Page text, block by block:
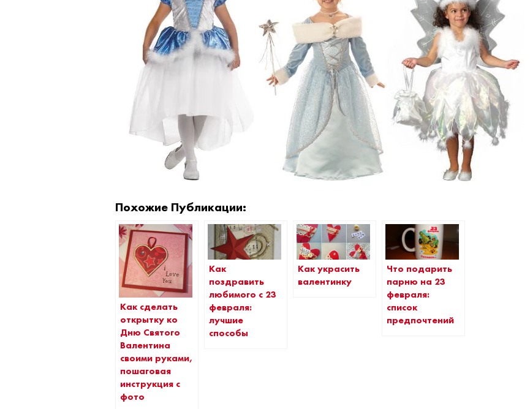
Похожие Публикации:
Как сделать
открытку ко
Дню Святого
Валентина
своими руками,
пошаговая
инструкция с
фото
Как
поздравить
любимого с 23
февраля:
лучшие
способы
Как украсить
валентинку
Что подарить
парню на 23
февраля:
список
предпочтений